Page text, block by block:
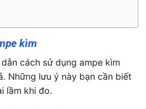
kìm
cách sử dụng ampe kìm
Những lưu ý này bạn cần biết
lầm khi đo.